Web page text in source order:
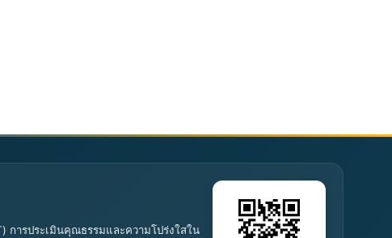
การประเมินคุณธรรมและความโปร่งใสใน